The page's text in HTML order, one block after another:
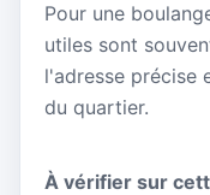
Pour une
utiles sont
l'adresse précise
du quartier.
À vérifier sur